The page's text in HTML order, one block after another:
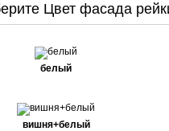
Цвет фасада
белый
вишня+белый